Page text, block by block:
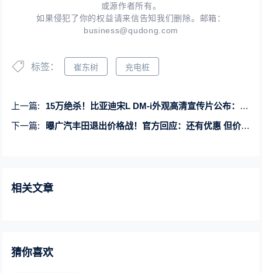
或源作者所有。
如果侵犯了你的权益请来信告知我们删除。邮箱：
business@qudong.com
标签： 崔东树 充电桩
上一篇:
15万绝杀！比亚迪宋L DM-i外观高清宣传片公布：全新龙破晓前脸霸气十足
下一篇:
曝广汽丰田退出价格战！官方回应：还有优惠 但价格趋向稳定
相关文章
猜你喜欢